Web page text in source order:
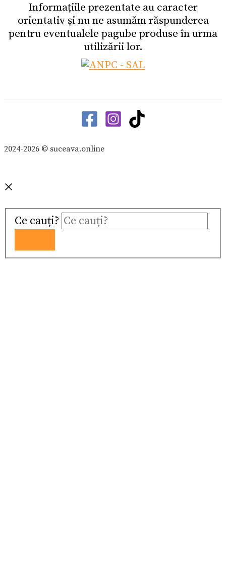
Informațiile prezentate au caracter
orientativ și nu ne asumăm răspunderea
pentru eventualele pagube produse în urma
utilizării lor.
2024-2026 © suceava.online
Ce cauți?